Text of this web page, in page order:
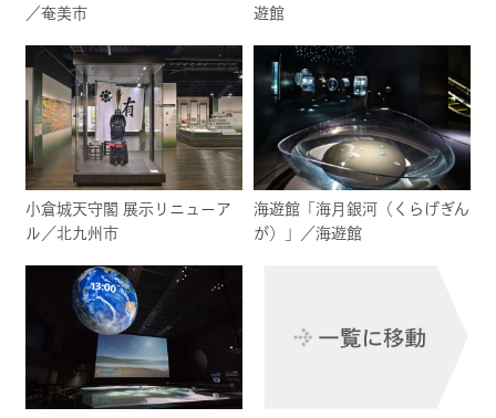
／奄美市
遊館
小倉城天守閣 展示リニューア
ル／北九州市
海遊館「海月銀河（くらげぎん
が）」／海遊館